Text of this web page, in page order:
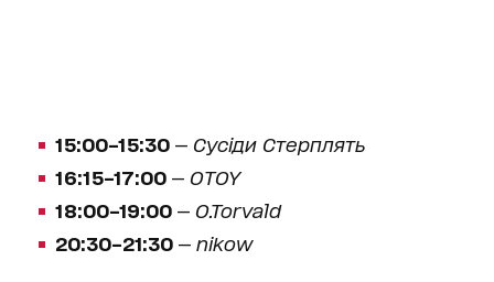
15:00–15:30 — Сусіди Стерплять
16:15–17:00 — OTOY
18:00–19:00 — O.Torvald
20:30–21:30 — nikow